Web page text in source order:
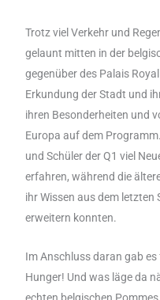
Trotz viel Verkehr und
gelaunt mitten in der
gegenüber des Palais
Erkundung der Stadt und
ihren Besonderheiten und
Europa auf dem
und Schüler der Q1 viel
erfahren, während die
ihr Wissen aus dem
erweitern konnten.
Im Anschluss daran gab
Hunger! Und was läge da
echten belgischen